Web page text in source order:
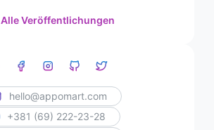
Planet
Alle Veröffentlichungen
hello@appomart.com
+381 (69) 222-23-28